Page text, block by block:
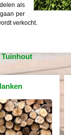
als
per
verkocht.